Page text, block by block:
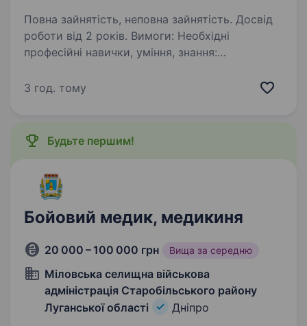
Повна зайнятість, неповна зайнятість. Досвід
роботи від 2 років. Вимоги: Необхідні
професійні навички, уміння, знання:
прийому; заповнення медичної документації;
3 год. тому
Будьте першим!
Бойовий медик, медикиня
20 000 – 100 000 грн Вища за середню
Міловська селищна військова
адміністрація Старобільського району
Луганської області
Дніпро